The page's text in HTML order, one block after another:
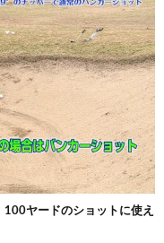
ヤードのショットに使え